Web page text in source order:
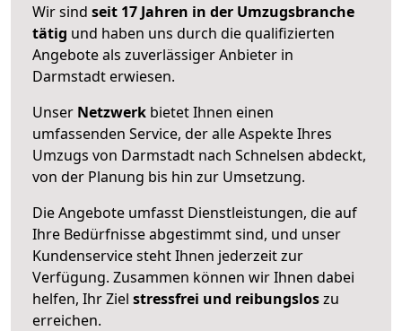
Wir sind seit 17 Jahren in der Umzugsbranche
tätig und haben uns durch die qualifizierten
Angebote als zuverlässiger Anbieter in
Darmstadt erwiesen.
Unser Netzwerk bietet Ihnen einen
umfassenden Service, der alle Aspekte Ihres
Umzugs von Darmstadt nach Schnelsen abdeckt,
von der Planung bis hin zur Umsetzung.
Die Angebote umfasst Dienstleistungen, die auf
Ihre Bedürfnisse abgestimmt sind, und unser
Kundenservice steht Ihnen jederzeit zur
Verfügung. Zusammen können wir Ihnen dabei
helfen, Ihr Ziel stressfrei und reibungsloszu
erreichen.